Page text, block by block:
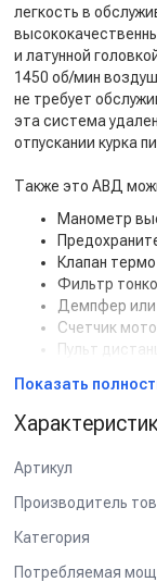
легкость в
и латунной
1450 об/мин
не требует
эта система
отпускании курка
Также это АВД
Манометр
Клапан
Фильтр
Демпфер или
Счетчик
Пульт
Показать
Артикул
Производитель
Категория
Потребляемая